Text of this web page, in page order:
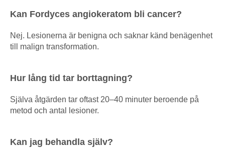
Kan Fordyces angiokeratom bli cancer?
Nej. Lesionerna är benigna och saknar känd benägenhet
till malign transformation.
Hur lång tid tar borttagning?
Själva åtgärden tar oftast 20–40 minuter beroende på
metod och antal lesioner.
Kan jag behandla själv?